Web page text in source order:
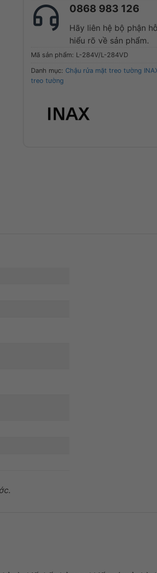
0868 983 126
Hãy liên hệ bộ phận
hiểu rõ về sản phẩm.
Mã sản phẩm: L-284V/L-284VD
Danh mục: Chậu rửa mặt treo tường
treo tường